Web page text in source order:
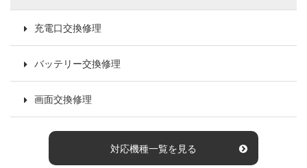
充電口交換修理
バッテリー交換修理
画面交換修理
対応機種一覧を見る